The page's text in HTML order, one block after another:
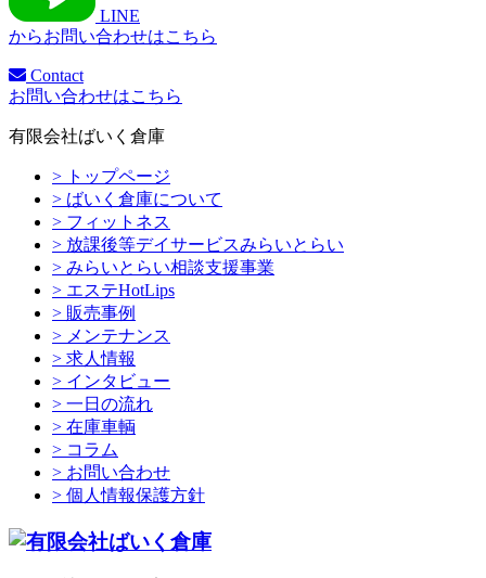
LINE
からお問い合わせはこちら
Contact
お問い合わせはこちら
有限会社ばいく倉庫
> トップページ
> ばいく倉庫について
> フィットネス
> 放課後等デイサービスみらいとらい
> みらいとらい相談支援事業
> エステHotLips
> 販売事例
> メンテナンス
> 求人情報
> インタビュー
> 一日の流れ
> 在庫車輌
> コラム
> お問い合わせ
> 個人情報保護方針